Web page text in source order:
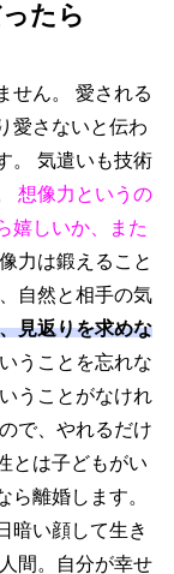
たら
せん。 愛される
愛さないと伝わ
。 気遣いも技術
想像力というの
嬉しいか、また
力は鍛えること
自然と相手の気
見返りを求めな
うことを忘れな
うことがなけれ
で、やれるだけ
とは子どもがい
ら離婚します。
暗い顔して生き
間。自分が幸せ